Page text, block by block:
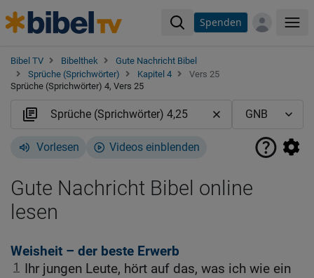
Spenden
Bibel TV Bibelthek
Gute Nachricht Bibel
Sprüche (Sprichwörter)
Kapitel 4
Vers 25
Sprüche (Sprichwörter) 4, Vers 25
Vorlesen Videos einblenden
Gute Nachricht Bibel online
lesen
Weisheit – der beste Erwerb
1
Ihr jungen Leute, hört auf das, was ich wie ein